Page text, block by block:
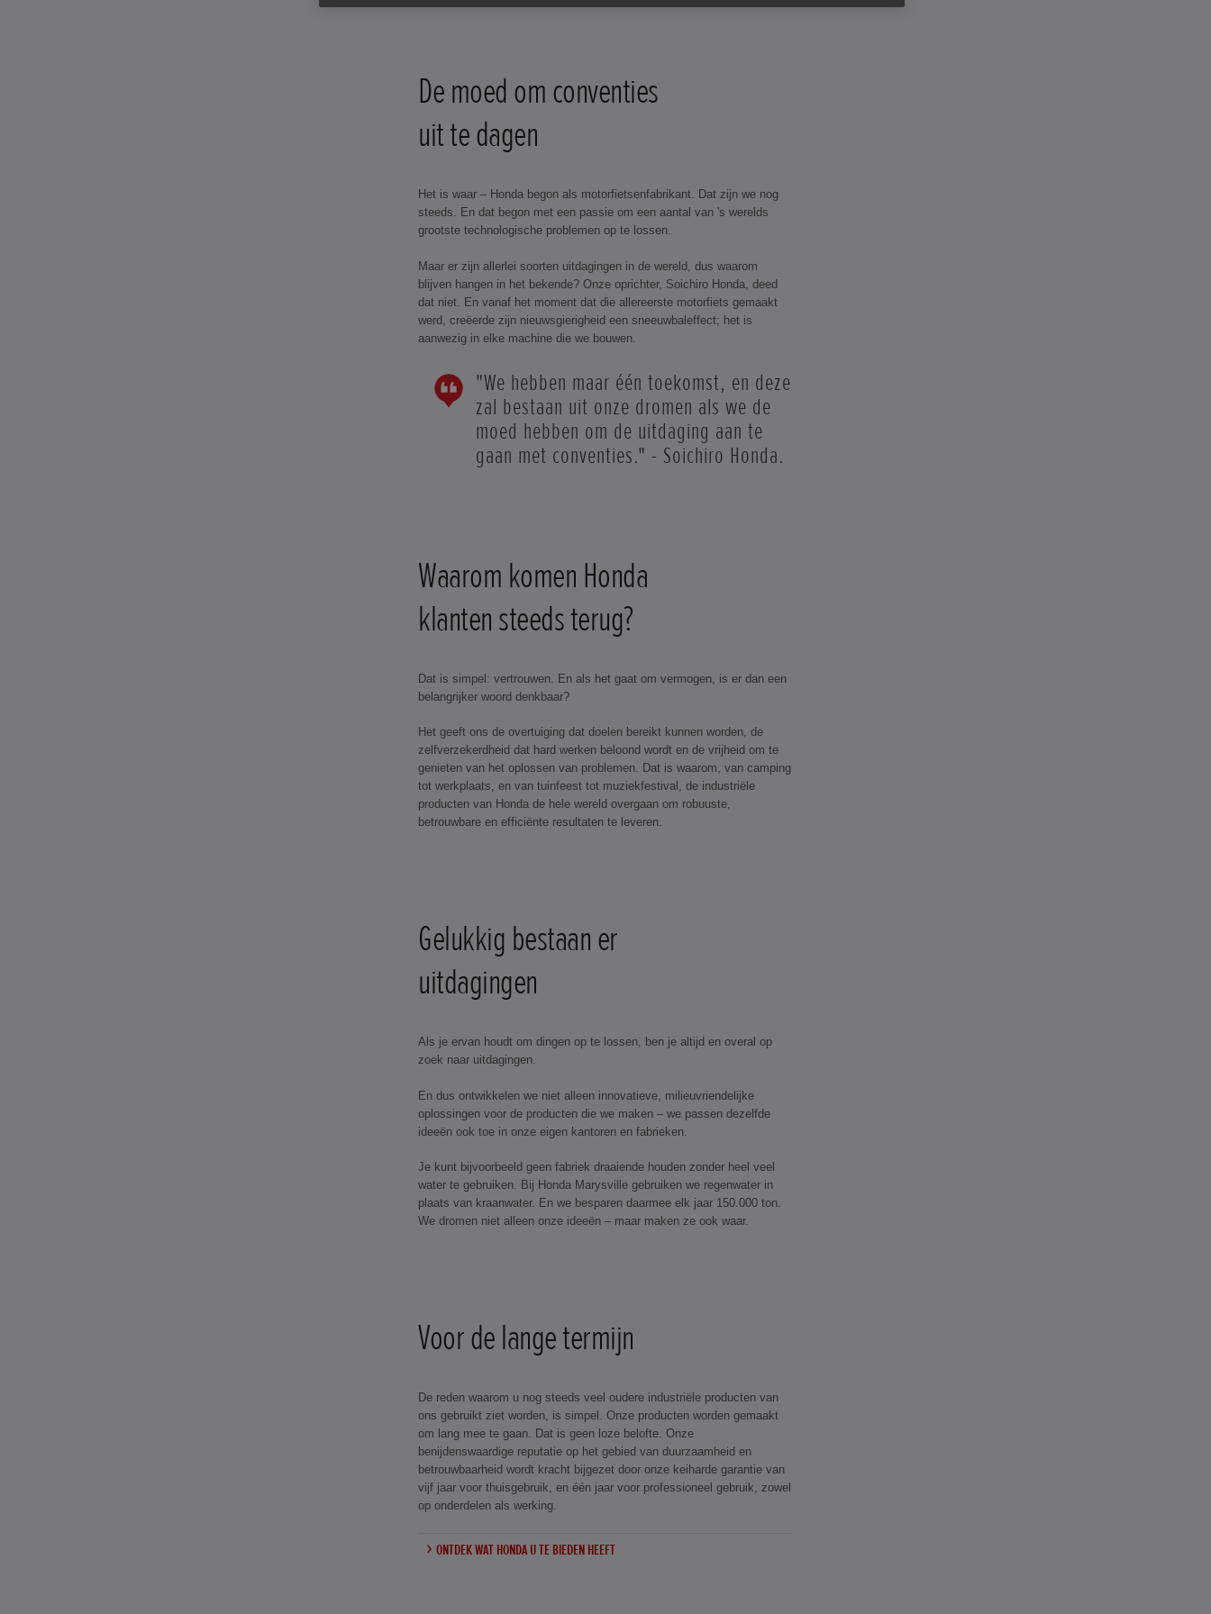
De moed om conventies
uit te dagen
Het is waar – Honda begon als motorfietsenfabrikant. Dat zijn we nog
steeds. En dat begon met een passie om een aantal van 's werelds
grootste technologische problemen op te lossen.
Maar er zijn allerlei soorten uitdagingen in de wereld, dus waarom
blijven hangen in het bekende? Onze oprichter, Soichiro Honda, deed
dat niet. En vanaf het moment dat die allereerste motorfiets gemaakt
werd, creëerde zijn nieuwsgierigheid een sneeuwbaleffect; het is
aanwezig in elke machine die we bouwen.
"We hebben maar één toekomst, en deze
zal bestaan uit onze dromen als we de
moed hebben om de uitdaging aan te
gaan met conventies." - Soichiro Honda.
Waarom komen Honda
klanten steeds terug?
Dat is simpel: vertrouwen. En als het gaat om vermogen, is er dan een
belangrijker woord denkbaar?
Het geeft ons de overtuiging dat doelen bereikt kunnen worden, de
zelfverzekerdheid dat hard werken beloond wordt en de vrijheid om te
genieten van het oplossen van problemen. Dat is waarom, van camping
tot werkplaats, en van tuinfeest tot muziekfestival, de industriële
producten van Honda de hele wereld overgaan om robuuste,
betrouwbare en efficiënte resultaten te leveren.
Gelukkig bestaan er
uitdagingen
Als je ervan houdt om dingen op te lossen, ben je altijd en overal op
zoek naar uitdagingen.
En dus ontwikkelen we niet alleen innovatieve, milieuvriendelijke
oplossingen voor de producten die we maken – we passen dezelfde
ideeën ook toe in onze eigen kantoren en fabrieken.
Je kunt bijvoorbeeld geen fabriek draaiende houden zonder heel veel
water te gebruiken. Bij Honda Marysville gebruiken we regenwater in
plaats van kraanwater. En we besparen daarmee elk jaar 150.000 ton.
We dromen niet alleen onze ideeën – maar maken ze ook waar.
Voor de lange termijn
De reden waarom u nog steeds veel oudere industriële producten van
ons gebruikt ziet worden, is simpel. Onze producten worden gemaakt
om lang mee te gaan. Dat is geen loze belofte. Onze
benijdenswaardige reputatie op het gebied van duurzaamheid en
betrouwbaarheid wordt kracht bijgezet door onze keiharde garantie van
vijf jaar voor thuisgebruik, en één jaar voor professioneel gebruik, zowel
op onderdelen als werking.
ONTDEK WAT HONDA U TE BIEDEN HEEFT